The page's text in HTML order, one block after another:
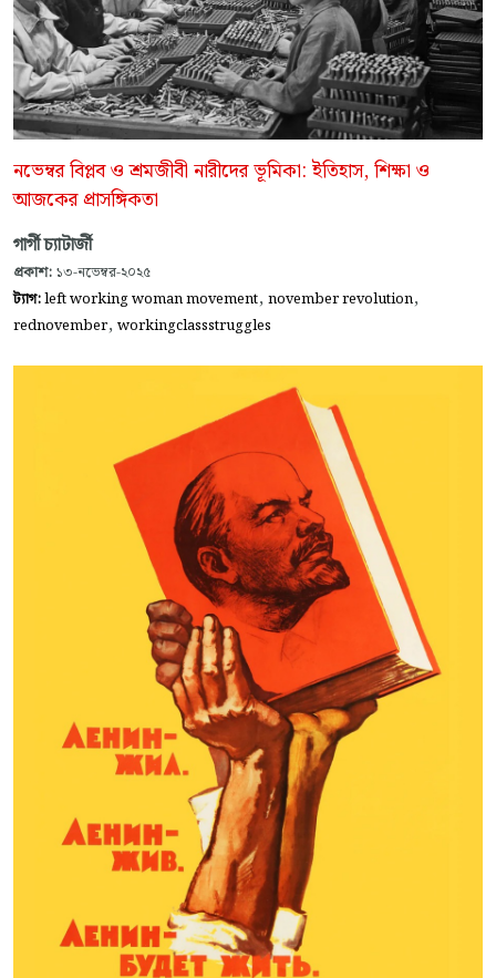
নভেম্বর বিপ্লব ও শ্রমজীবী নারীদের ভূমিকা: ইতিহাস, শিক্ষা ও
আজকের প্রাসঙ্গিকতা
গার্গী চ্যাটার্জী
প্রকাশ: ১৩-নভেম্বর-২০২৫
ট্যাগ:left working woman movement, november revolution,
rednovember, workingclassstruggles